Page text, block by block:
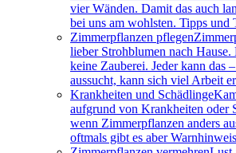
vier Wänden. Damit das auch
bei uns am wohlsten. Tipps
Zimmerpflanzen pflegen
lieber Strohblumen nach
keine Zauberei. Jeder kann das
aussucht, kann sich viel Arbeit
Krankheiten und Schädlinge
aufgrund von Krankheiten oder
wenn Zimmerpflanzen anders
oftmals gibt es aber